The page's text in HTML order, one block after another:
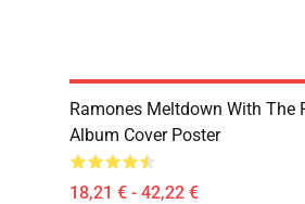
Ramones Meltdown With The
Album Cover Poster
18,21 € - 42,22 €